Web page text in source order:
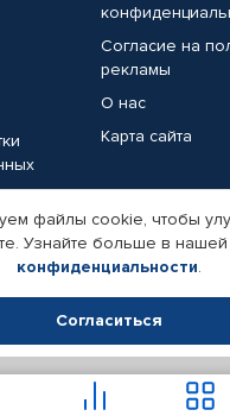
Согласие на
рекламы
О нас
Карта сайта
Реквизиты
2015-2026. Все права
товаров
файлы cookie, чтобы
Узнайте больше в нашей
конфиденциальности.
Согласиться
Отклонить